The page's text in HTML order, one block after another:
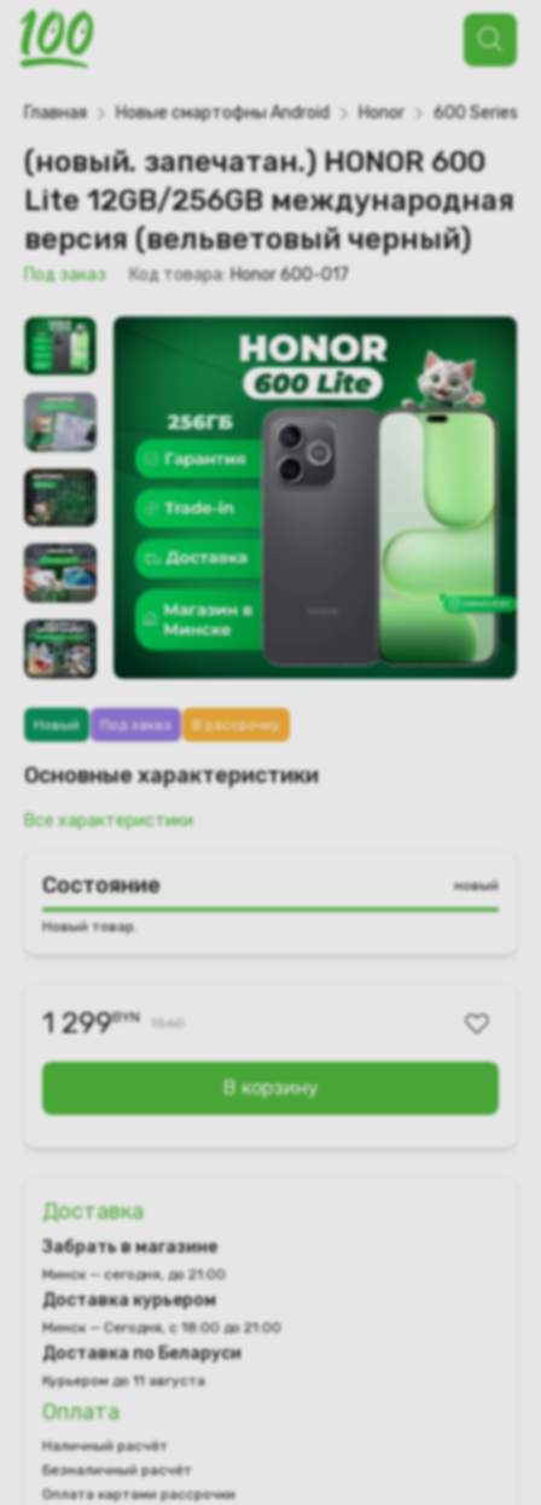
Поиск
товаров
Главная Новые смартофны Android Honor 600 Series
(новый. запечатан.) HONOR 600
Lite 12GB/256GB международная
версия (вельветовый черный)
Под заказ Код товара: Honor 600-017
Новый Под заказ В рассрочку
Основные характеристики
Все характеристики
Состояние новый
Новый товар.
1 299BYN 1560
В корзину
Доставка
Забрать в магазине
Минск — сегодня, до 21:00
Доставка курьером
Минск — Сегодня, с 18:00 до 21:00
Доставка по Беларуси
Курьером до 11 августа
Оплата
Наличный расчёт
Безналичный расчёт
Оплата картами рассрочки